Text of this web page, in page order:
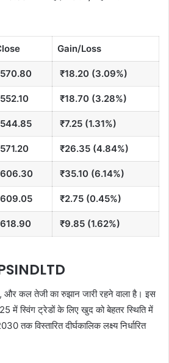
Gain/Loss
₹18.20 (3.09%)
₹18.70 (3.28%)
₹7.25 (1.31%)
₹26.35 (4.84%)
₹35.10 (6.14%)
₹2.75 (0.45%)
₹9.85 (1.62%)
और कल तेजी का रुझान जारी रहने वाला है। इस
में स्विंग ट्रेडों के लिए खुद को बेहतर स्थिति में
तक विस्तारित दीर्घकालिक लक्ष्य निर्धारित